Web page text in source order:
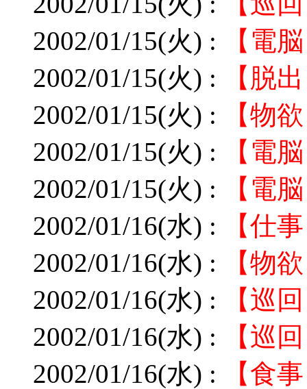
2002/01/15(火) :
【電
2002/01/15(火) :
【脱
2002/01/15(火) :
【物
2002/01/15(火) :
【電
2002/01/15(火) :
【電
2002/01/16(水) :
【仕
2002/01/16(水) :
【物
2002/01/16(水) :
【巡
2002/01/16(水) :
【巡
2002/01/16(水) :
【食